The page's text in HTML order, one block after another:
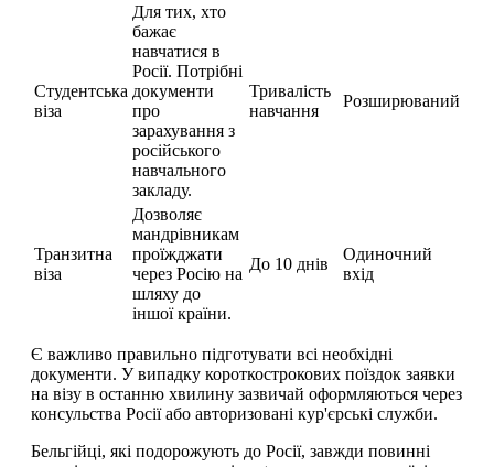
Студентська
віза
Для тих, хто
бажає
навчатися в
Росії. Потрібні
документи
про
зарахування з
російського
навчального
закладу.
Тривалість
навчання
Розширюваний
Транзитна
віза
Дозволяє
мандрівникам
проїжджати
через Росію на
шляху до
іншої країни.
До 10 днів
Одиночний
вхід
Є важливо правильно підготувати всі необхідні
документи. У випадку короткострокових поїздок заявки
на візу в останню хвилину зазвичай оформляються через
консульства Росії або авторизовані кур'єрські служби.
Бельгійці, які подорожують до Росії, завжди повинні